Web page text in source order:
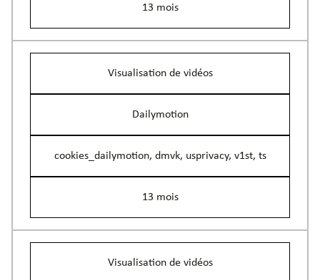
13 mois
Visualisation de vidéos
Dailymotion
cookies_dailymotion, dmvk, usprivacy, v1st, ts
13 mois
Visualisation de vidéos